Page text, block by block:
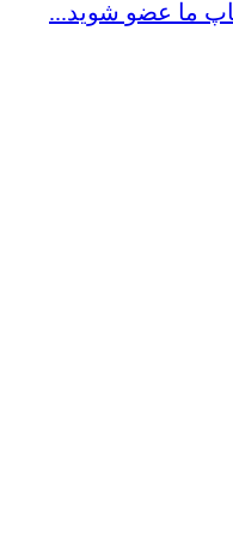
ما عضو شوید...